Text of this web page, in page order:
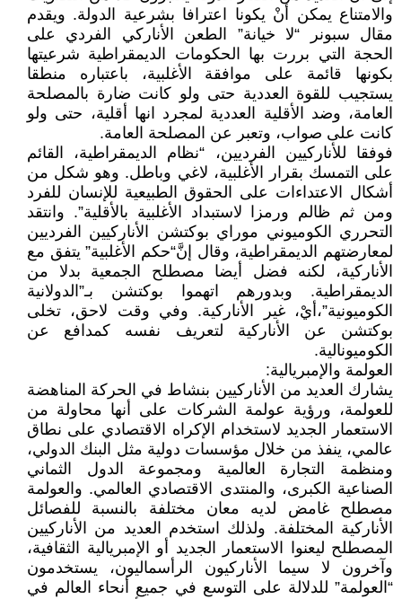
والامتناع يمكن أنْ يكونا اعترافا بشرعية الدولة. ويقدم
مقال سبونر “لا خيانة” الطعن الأناركي الفردي على
الحجة التي بررت بها الحكومات الديمقراطية شرعيتها
بكونها قائمة على موافقة الأغلبية، باعتباره منطقا
يستجيب للقوة العددية حتى ولو كانت ضارة بالمصلحة
العامة، وضد الأقلية العددية لمجرد انها أقلية، حتى ولو
كانت على صواب، وتعبر عن المصلحة العامة.
فوفقا للأناركيين الفرديين، “نظام الديمقراطية، القائم
على التمسك بقرار الأغلبية، لاغي وباطل. وهو شكل من
أشكال الاعتداءات على الحقوق الطبيعية للإنسان للفرد
ومن ثم ظالم ورمزا لاستبداد الأغلبية بالأقلية”. وانتقد
التحرري الكوميوني موراي بوكتشن الأناركيين الفرديين
لمعارضتهم الديمقراطية، وقال إنَّ“حكم الأغلبية” يتفق مع
الأناركية، لكنه فضل أيضا مصطلح الجمعية بدلا من
الديمقراطية. وبدورهم اتهموا بوكتشن بـ”الدولانية
الكوميونية”،أيْ، غير الأناركية. وفي وقت لاحق، تخلى
بوكتشن عن الأناركية لتعريف نفسه كمدافع عن
الكوميونالية.
العولمة والإمبريالية:
يشارك العديد من الأناركيين بنشاط في الحركة المناهضة
للعولمة، ورؤية عولمة الشركات على أنها محاولة من
الاستعمار الجديد لاستخدام الإكراه الاقتصادي على نطاق
عالمي، ينفذ من خلال مؤسسات دولية مثل البنك الدولي،
ومنظمة التجارة العالمية ومجموعة الدول الثماني
الصناعية الكبرى، والمنتدى الاقتصادي العالمي. والعولمة
مصطلح غامض لديه معان مختلفة بالنسبة للفصائل
الأناركية المختلفة. ولذلك استخدم العديد من الأناركيين
المصطلح ليعنوا الاستعمار الجديد أو الإمبريالية الثقافية،
وآخرون لا سيما الأناركيون الرأسماليون، يستخدمون
“العولمة” للدلالة على التوسع في جميع أنحاء العالم في